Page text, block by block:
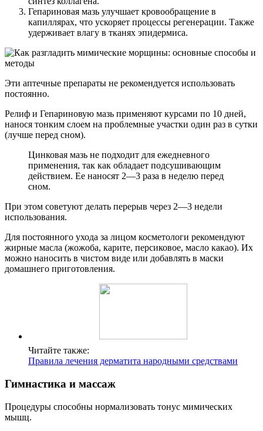
Гепариновая мазь улучшает кровообращение в
капиллярах, что ускоряет процессы регенерации. Также
удерживает влагу в тканях эпидермиса.
Эти аптечные препараты не рекомендуется использовать
постоянно.
Релиф и Гепариновую мазь применяют курсами по 10 дней,
нанося тонким слоем на проблемные участки один раз в сутки
(лучше перед сном).
Цинковая мазь не подходит для ежедневного
применения, так как обладает подсушивающим
действием. Ее наносят 2—3 раза в неделю перед
сном.
При этом советуют делать перерыв через 2—3 недели
использования.
Для постоянного ухода за лицом косметологи рекомендуют
жирные масла (жожоба, карите, персиковое, масло какао). Их
можно наносить в чистом виде или добавлять в маски
домашнего приготовления.
Читайте также:
Правила лечения дерматита народными средствами
Гимнастика и массаж
Процедуры способны нормализовать тонус мимических
мышц.